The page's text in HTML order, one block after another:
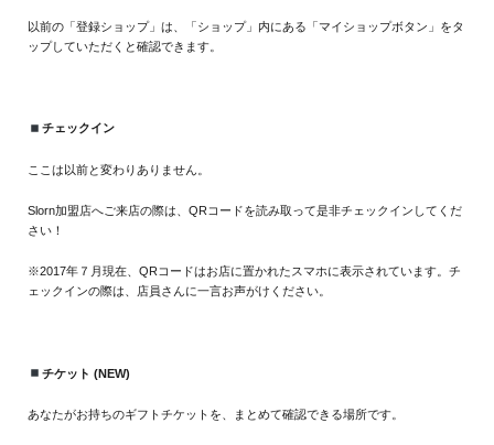
以前の「登録ショップ」は、「ショップ」内にある「マイショップボタン」をタ
ップしていただくと確認できます。
チェックイン
ここは以前と変わりありません。
Slorn加盟店へご来店の際は、QRコードを読み取って是非チェックインしてくだ
さい！
※2017年７月現在、QRコードはお店に置かれたスマホに表示されています。チ
ェックインの際は、店員さんに一言お声がけください。
チケット (NEW)
あなたがお持ちのギフトチケットを、まとめて確認できる場所です。